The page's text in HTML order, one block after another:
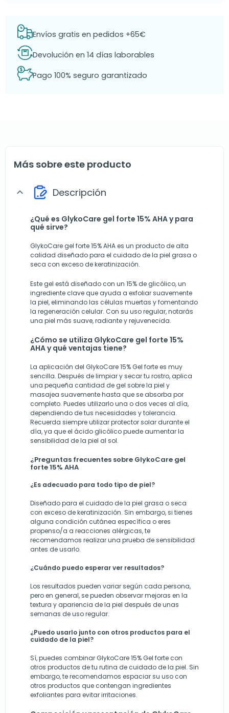
Envíos gratis en pedidos +65€
Devolución en 14 días laborables
Pago 100% seguro garantizado
Más sobre este producto
expand_more Descripción
¿Qué es GlykoCare gel forte 15% AHA y para
qué sirve?
GlykoCare gel forte 15% AHA es un producto de alta
calidad diseñado para el cuidado de la piel grasa o
seca con exceso de keratinización.
Este gel está diseñado con un 15% de glicólico, un
ingrediente clave que ayuda a exfoliar suavemente
la piel, eliminando las células muertas y fomentando
la regeneración celular. Con su uso regular, notarás
una piel más suave, radiante y rejuvenecida.
¿Cómo se utiliza GlykoCare gel forte 15%
AHA y qué ventajas tiene?
La aplicación del GlykoCare 15% Gel forte es muy
sencilla. Después de limpiar y secar tu rostro, aplica
una pequeña cantidad de gel sobre la piel y
masajea suavemente hasta que se absorba por
completo. Puedes utilizarlo una o dos veces al día,
dependiendo de tus necesidades y tolerancia.
Recuerda siempre utilizar protector solar durante el
día, ya que el ácido glicólico puede aumentar la
sensibilidad de la piel al sol.
¿Preguntas frecuentes sobre GlykoCare gel
forte 15% AHA
¿Es adecuado para todo tipo de piel?
Diseñado para el cuidado de la piel grasa o seca
con exceso de keratinización. Sin embargo, si tienes
alguna condición cutánea específica o eres
propenso/a a reacciones alérgicas, te
recomendamos realizar una prueba de sensibilidad
antes de usarlo.
¿Cuándo puedo esperar ver resultados?
Los resultados pueden variar según cada persona,
pero en general, se pueden observar mejoras en la
textura y apariencia de la piel después de unas
semanas de uso regular.
¿Puedo usarlo junto con otros productos para el
cuidado de la piel?
Sí, puedes combinar GlykoCare 15% Gel forte con
otros productos de tu rutina de cuidado de la piel. Sin
embargo, te recomendamos espaciar su uso con
otros productos que contengan ingredientes
exfoliantes para evitar irritaciones.